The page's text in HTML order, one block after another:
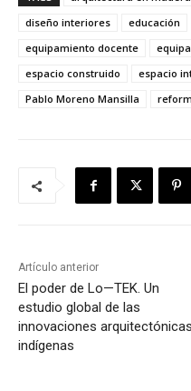
diseño interiores
educación
equipamiento docente
espacio construido
espacio
Pablo Moreno Mansilla
Artículo anterior
El poder de Lo—TEK. Un
estudio global de las
innovaciones arquitectónicas
indígenas